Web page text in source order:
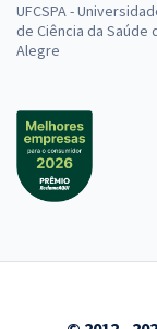
UFCSPA -
de Ciência da Saúde
Alegre